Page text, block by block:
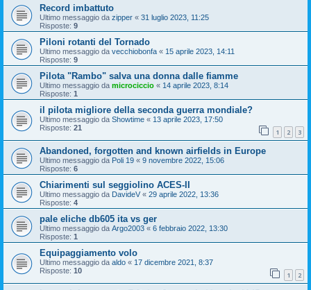
Record imbattuto
Ultimo messaggio da zipper « 31 luglio 2023, 11:25
Risposte: 9
Piloni rotanti del Tornado
Ultimo messaggio da vecchiobonfa « 15 aprile 2023, 14:11
Risposte: 9
Pilota "Rambo" salva una donna dalle fiamme
Ultimo messaggio da microciccio « 14 aprile 2023, 8:14
Risposte: 1
il pilota migliore della seconda guerra mondiale?
Ultimo messaggio da Showtime « 13 aprile 2023, 17:50
Risposte: 21 1 2 3
Abandoned, forgotten and known airfields in Europe
Ultimo messaggio da Poli 19 « 9 novembre 2022, 15:06
Risposte: 6
Chiarimenti sul seggiolino ACES-II
Ultimo messaggio da DavideV « 29 aprile 2022, 13:36
Risposte: 4
pale eliche db605 ita vs ger
Ultimo messaggio da Argo2003 « 6 febbraio 2022, 13:30
Risposte: 1
Equipaggiamento volo
Ultimo messaggio da aldo « 17 dicembre 2021, 8:37
Risposte: 10 1 2